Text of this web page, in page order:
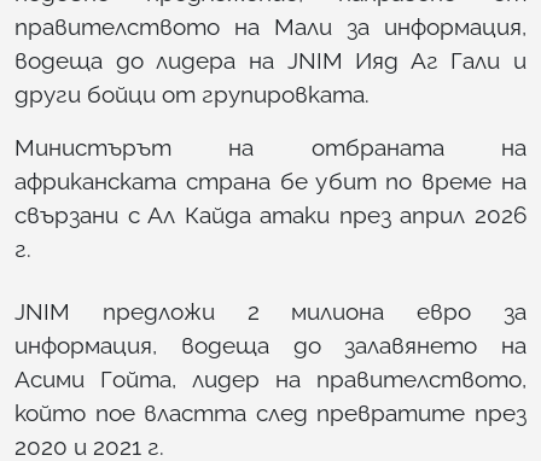
правителството на Мали за информация,
водеща до лидера на JNIM Ияд Аг Гали и
други бойци от групировката.
Министърът на отбраната на
африканската страна бе убит по време на
свързани с Ал Кайда атаки през април 2026
г.
JNIM предложи 2 милиона евро за
информация, водеща до залавянето на
Асими Гойта, лидер на правителството,
който пое властта след превратите през
2020 и 2021 г.